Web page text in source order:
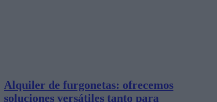
Alquiler de furgonetas: ofrecemos
soluciones versátiles tanto para